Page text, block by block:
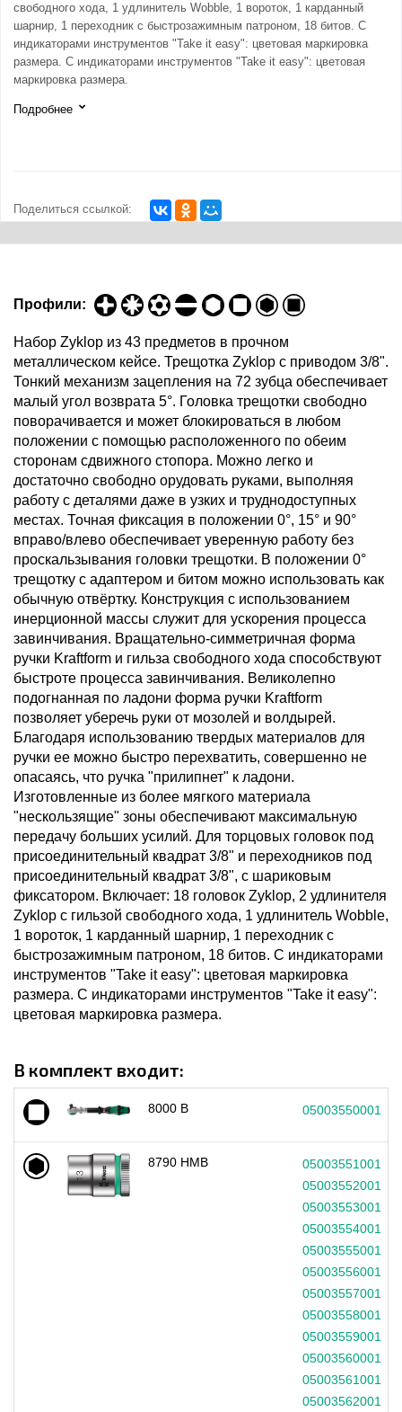
свободного хода, 1 удлинитель Wobble, 1 вороток, 1 карданный
шарнир, 1 переходник с быстрозажимным патроном, 18 битов. С
индикаторами инструментов "Take it easy": цветовая маркировка
размера. С индикаторами инструментов "Take it easy": цветовая
маркировка размера.
Подробнее
Поделиться ссылкой:
Профили:
Набор Zyklop из 43 предметов в прочном
металлическом кейсе. Трещотка Zyklop с приводом 3/8".
Тонкий механизм зацепления на 72 зубца обеспечивает
малый угол возврата 5°. Головка трещотки свободно
поворачивается и может блокироваться в любом
положении с помощью расположенного по обеим
сторонам сдвижного стопора. Можно легко и
достаточно свободно орудовать руками, выполняя
работу с деталями даже в узких и труднодоступных
местах. Точная фиксация в положении 0°, 15° и 90°
вправо/влево обеспечивает уверенную работу без
проскальзывания головки трещотки. В положении 0°
трещотку с адаптером и битом можно использовать как
обычную отвёртку. Конструкция с использованием
инерционной массы служит для ускорения процесса
завинчивания. Вращательно-симметричная форма
ручки Kraftform и гильза свободного хода способствуют
быстроте процесса завинчивания. Великолепно
подогнанная по ладони форма ручки Kraftform
позволяет уберечь руки от мозолей и волдырей.
Благодаря использованию твердых материалов для
ручки ее можно быстро перехватить, совершенно не
опасаясь, что ручка "прилипнет" к ладони.
Изготовленные из более мягкого материала
"нескользящие" зоны обеспечивают максимальную
передачу больших усилий. Для торцовых головок под
присоединительный квадрат 3/8" и переходников под
присоединительный квадрат 3/8", с шариковым
фиксатором. Включает: 18 головок Zyklop, 2 удлинителя
Zyklop с гильзой свободного хода, 1 удлинитель Wobble,
1 вороток, 1 карданный шарнир, 1 переходник с
быстрозажимным патроном, 18 битов. С индикаторами
инструментов "Take it easy": цветовая маркировка
размера. С индикаторами инструментов "Take it easy":
цветовая маркировка размера.
В комплект входит:
8000 B 05003550001
8790 HMB
05003551001
05003552001
05003553001
05003554001
05003555001
05003556001
05003557001
05003558001
05003559001
05003560001
05003561001
05003562001